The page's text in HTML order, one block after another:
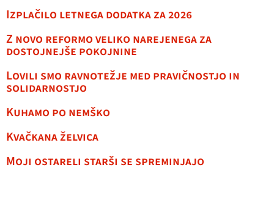
Izplačilo letnega dodatka za 2026
Z novo reformo veliko narejenega za
dostojnejše pokojnine
Lovili smo ravnotežje med pravičnostjo in
solidarnostjo
Kuhamo po nemško
Kvačkana želvica
Moji ostareli starši se spreminjajo